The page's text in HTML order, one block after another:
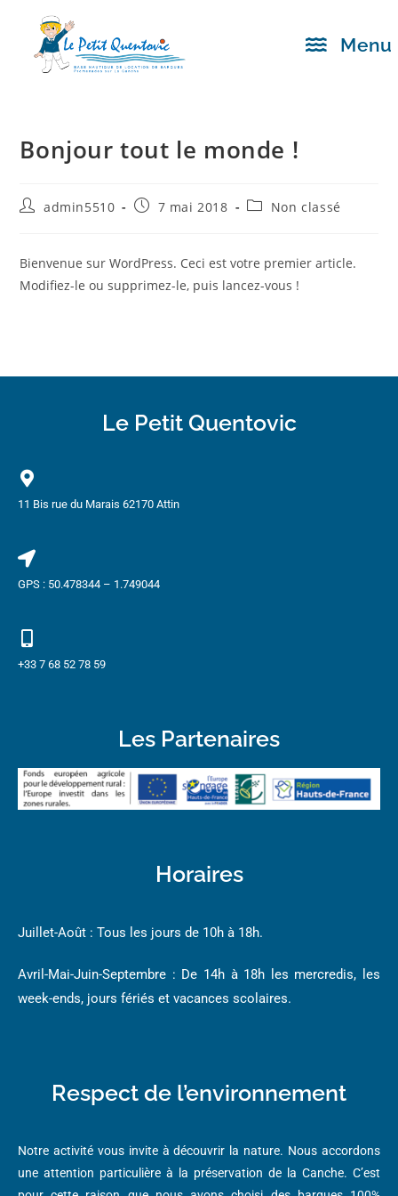
Menu
Bonjour tout le monde !
admin5510 7 mai 2018 Non classé
Bienvenue sur WordPress. Ceci est votre premier article.
Modifiez-le ou supprimez-le, puis lancez-vous !
Le Petit Quentovic
11 Bis rue du Marais 62170 Attin
GPS : 50.478344 – 1.749044
+33 7 68 52 78 59
Les Partenaires
Horaires
Juillet-Août : Tous les jours de 10h à 18h.
Avril-Mai-Juin-Septembre : De 14h à 18h les mercredis, les
week-ends, jours fériés et vacances scolaires.
Respect de l’environnement
Notre activité vous invite à découvrir la nature. Nous accordons
une attention particulière à la préservation de la Canche. C’est